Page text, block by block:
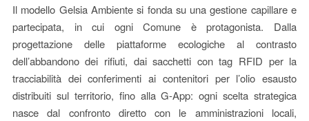
Il modello Gelsia Ambiente si fonda su una gestione capillare e
partecipata, in cui ogni Comune è protagonista. Dalla
progettazione delle piattaforme ecologiche al contrasto
dell’abbandono dei rifiuti, dai sacchetti con tag RFID per la
tracciabilità dei conferimenti ai contenitori per l’olio esausto
distribuiti sul territorio, fino alla G-App: ogni scelta strategica
nasce dal confronto diretto con le amministrazioni locali,